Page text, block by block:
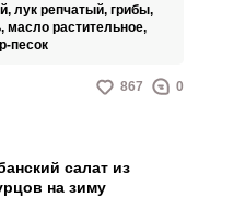
лук репчатый, грибы,
масло растительное,
песок
867 0
салат из
на зиму